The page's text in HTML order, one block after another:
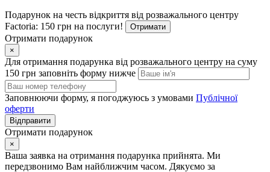
Подарунок на честь відкриття від розважального центру
Factoria: 150 грн на послуги!
Отримати
Отримати подарунок
×
Для отримання подарунка від розважального центру на суму
150 грн заповніть форму нижче
Заповнюючи форму, я погоджуюсь з умовами Публічної
оферти
Відправити
Отримати подарунок
×
Ваша заявка на отримання подарунка прийнята. Ми
передзвонимо Вам найближчим часом. Дякуємо за